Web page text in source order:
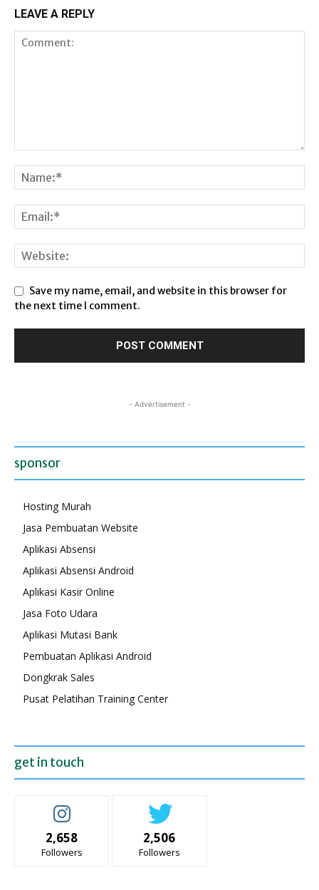
LEAVE A REPLY
Save my name, email, and website in this browser for
the next time I comment.
- Advertisement -
sponsor
Hosting Murah
Jasa Pembuatan Website
Aplikasi Absensi
Aplikasi Absensi Android
Aplikasi Kasir Online
Jasa Foto Udara
Aplikasi Mutasi Bank
Pembuatan Aplikasi Android
Dongkrak Sales
Pusat Pelatihan Training Center
get in touch
2,658
Followers
2,506
Followers